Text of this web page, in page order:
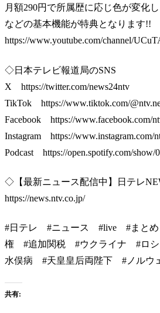
月額290円で所属歴に応じ色が変化
などの基本機能が特典となります!!
https://www.youtube.com/channel/
◇日本テレビ報道局のSNS
X https://twitter.com/news24ntv
TikTok https://www.tiktok.com/
Facebook https://www.facebook.com/
Instagram https://www.instagram.com/
Podcast https://open.spotify.com/
◇【最新ニュース配信中】日テレ
https://news.ntv.co.jp/
#日テレ​​ #ニュース​ #live #まと
権 #追加関税 #ウクライナ #ロ
水俣病 #天皇皇后両陛下 #ノルウ
共有: